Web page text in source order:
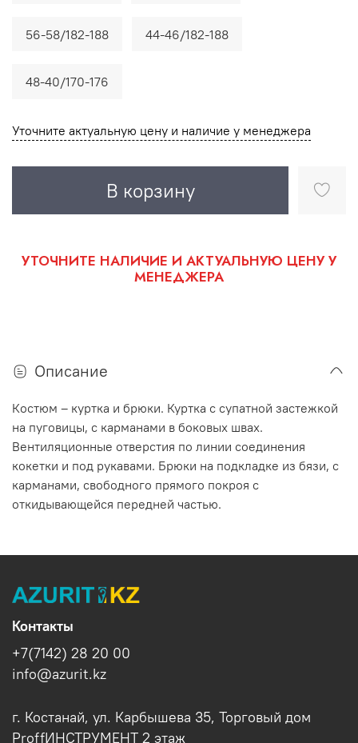
Уточните актуальную цену и наличие у менеджера
В корзину
56-58/182-188 44-46/182-188
48-40/170-176
УТОЧНИТЕ НАЛИЧИЕ И АКТУАЛЬНУЮ ЦЕНУ У
МЕНЕДЖЕРА
Описание
Костюм – куртка и брюки. Куртка с супатной застежкой
на пуговицы, с карманами в боковых швах.
Вентиляционные отверстия по линии соединения
кокетки и под рукавами. Брюки на подкладке из бязи, с
карманами, свободного прямого покроя с
откидывающейся передней частью.
Контакты
+7(7142) 28 20 00
info@azurit.kz
г. Костанай, ул. Карбышева 35, Торговый дом
ProffИНСТРУМЕНТ 2 этаж